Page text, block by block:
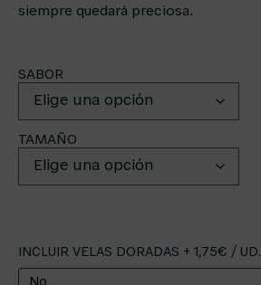
siempre quedará preciosa.
SABOR
TAMAÑO
INCLUIR VELAS DORADAS + 1,75€ / UD.